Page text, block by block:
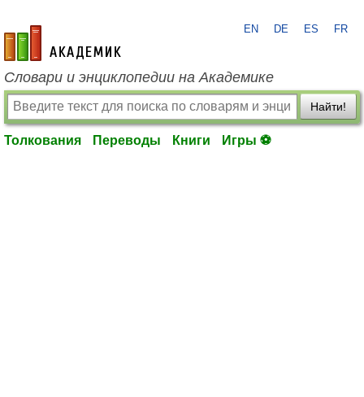
academic.ru
EN DE ES FR
Словари и энциклопедии на Академике
Найти!
Толкования Переводы Книги Игры ⚽